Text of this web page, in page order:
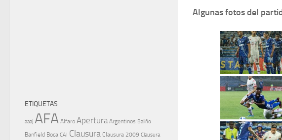
Algunas fotos del
ETIQUETAS
aaaj AFA Alfaro Apertura Argentinos Baliño
Banfield Boca CAI Clausura Clausura 2009 Clausura